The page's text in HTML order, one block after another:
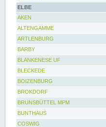
ELBE
AKEN
ALTENGAMME
ARTLENBURG
BARBY
BLANKENESE UF
BLECKEDE
BOIZENBURG
BROKDORF
BRUNSBÜTTEL MPM
BUNTHAUS
COSWIG